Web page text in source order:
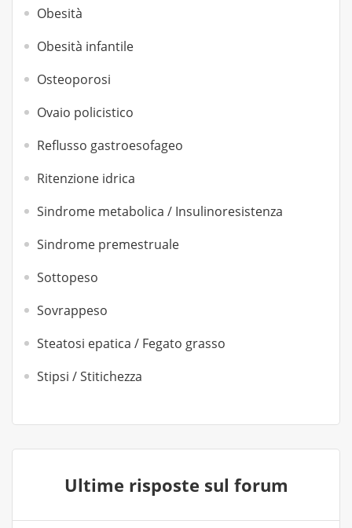
Obesità
Obesità infantile
Osteoporosi
Ovaio policistico
Reflusso gastroesofageo
Ritenzione idrica
Sindrome metabolica / Insulinoresistenza
Sindrome premestruale
Sottopeso
Sovrappeso
Steatosi epatica / Fegato grasso
Stipsi / Stitichezza
Ultime risposte sul forum